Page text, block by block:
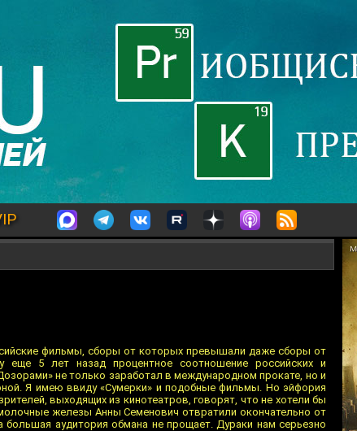
фильмы, сборы от которых превышали даже сборы от
еще 5 лет назад процентное соотношение российских и
не только заработал в международном прокате, но и
Я имею ввиду «Сумерки» и подобные фильмы. Но эйфория
выходящих из кинотеатров, говорят, что не хотели бы
железы Анны Семенович отвратили окончательно от
аудитория обмана не прощает. Дураки нам серьезно